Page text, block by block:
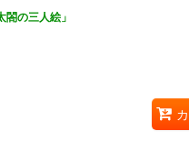
の三人絵」